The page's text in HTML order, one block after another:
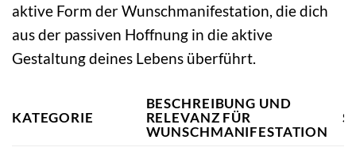
aktive Form der Wunschmanifestation, die dich
aus der passiven Hoffnung in die aktive
Gestaltung deines Lebens überführt.
KATEGORIE
BESCHREIBUNG UND
RELEVANZ FÜR
WUNSCHMANIFESTATION